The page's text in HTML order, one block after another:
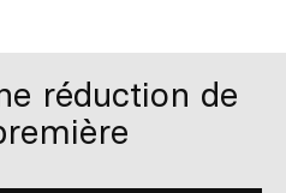
réduction de